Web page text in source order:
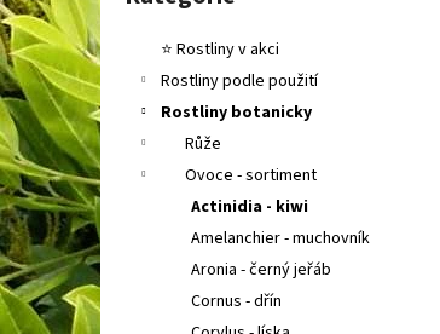
s
t
r
a
n
n
í
p
a
n
kategorie
⭐ Rostliny v akci
Rostliny podle použití
Rostliny botanicky
Růže
Ovoce - sortiment
Actinidia - kiwi
Amelanchier - muchovník
Aronia - černý jeřáb
Cornus - dřín